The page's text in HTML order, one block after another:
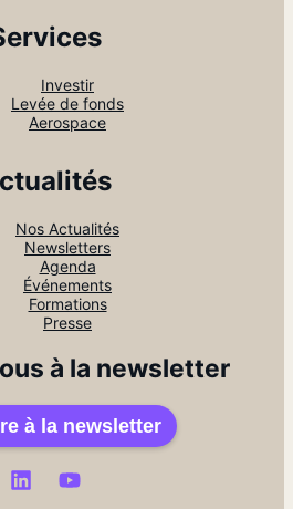
Investir
Levée de fonds
Aerospace
Nos Actualités
Newsletters
Agenda
Événements
Formations
Presse
à la newsletter
à la newsletter